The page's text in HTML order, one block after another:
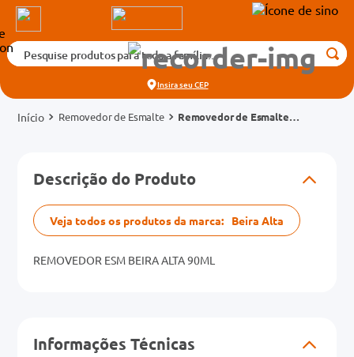
Pesquise produtos para toda a família...
Insira seu CEP
Removedor de Esmalte
Removedor de Esmalte
Descrição do Produto
Veja todos os produtos da marca: Beira Alta
REMOVEDOR ESM BEIRA ALTA 90ML
Informações Técnicas
Termos mais buscados
2º
fralda
rosuvastatina 20mg
dipirona
absorvente
vitamina d
10º teste gravidez